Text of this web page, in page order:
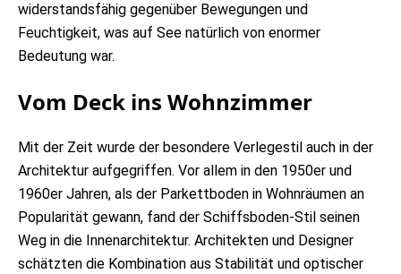
widerstandsfähig gegenüber Bewegungen und
Feuchtigkeit, was auf See natürlich von enormer
Bedeutung war.
Vom Deck ins Wohnzimmer
Mit der Zeit wurde der besondere Verlegestil auch in der
Architektur aufgegriffen. Vor allem in den 1950er und
1960er Jahren, als der Parkettboden in Wohnräumen an
Popularität gewann, fand der Schiffsboden-Stil seinen
Weg in die Innenarchitektur. Architekten und Designer
schätzten die Kombination aus Stabilität und optischer